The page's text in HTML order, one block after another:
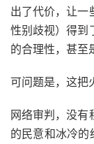
出了代价，让一
性别歧视）得到
的合理性，甚至
可问题是，这把
网络审判，没有
的民意和冰冷的